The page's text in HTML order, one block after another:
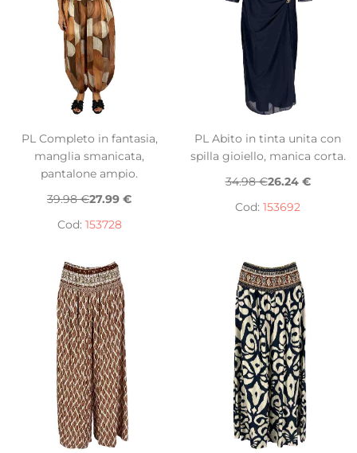
PL Completo in fantasia,
manglia smanicata,
pantalone ampio.
39.98 €27.99 €
Cod: 153728
PL Abito in tinta unita con
spilla gioiello, manica corta.
34.98 €26.24 €
Cod: 153692